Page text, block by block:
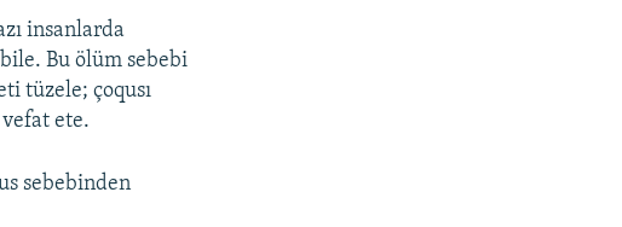
insanlarda
Bu ölüm sebebi
tüzele; çoqusı
ete.
sebebinden